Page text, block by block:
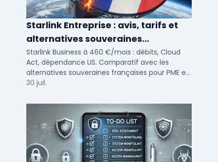
Starlink Entreprise : avis, tarifs et
alternatives souveraines
françaises 2026
Starlink Business à 460 €/mois : débits, Cloud
Act, dépendance US. Comparatif avec les
alternatives souveraines françaises pour PME et
ETI multi-sites. Avis terrain et critères de choix
30 juil.